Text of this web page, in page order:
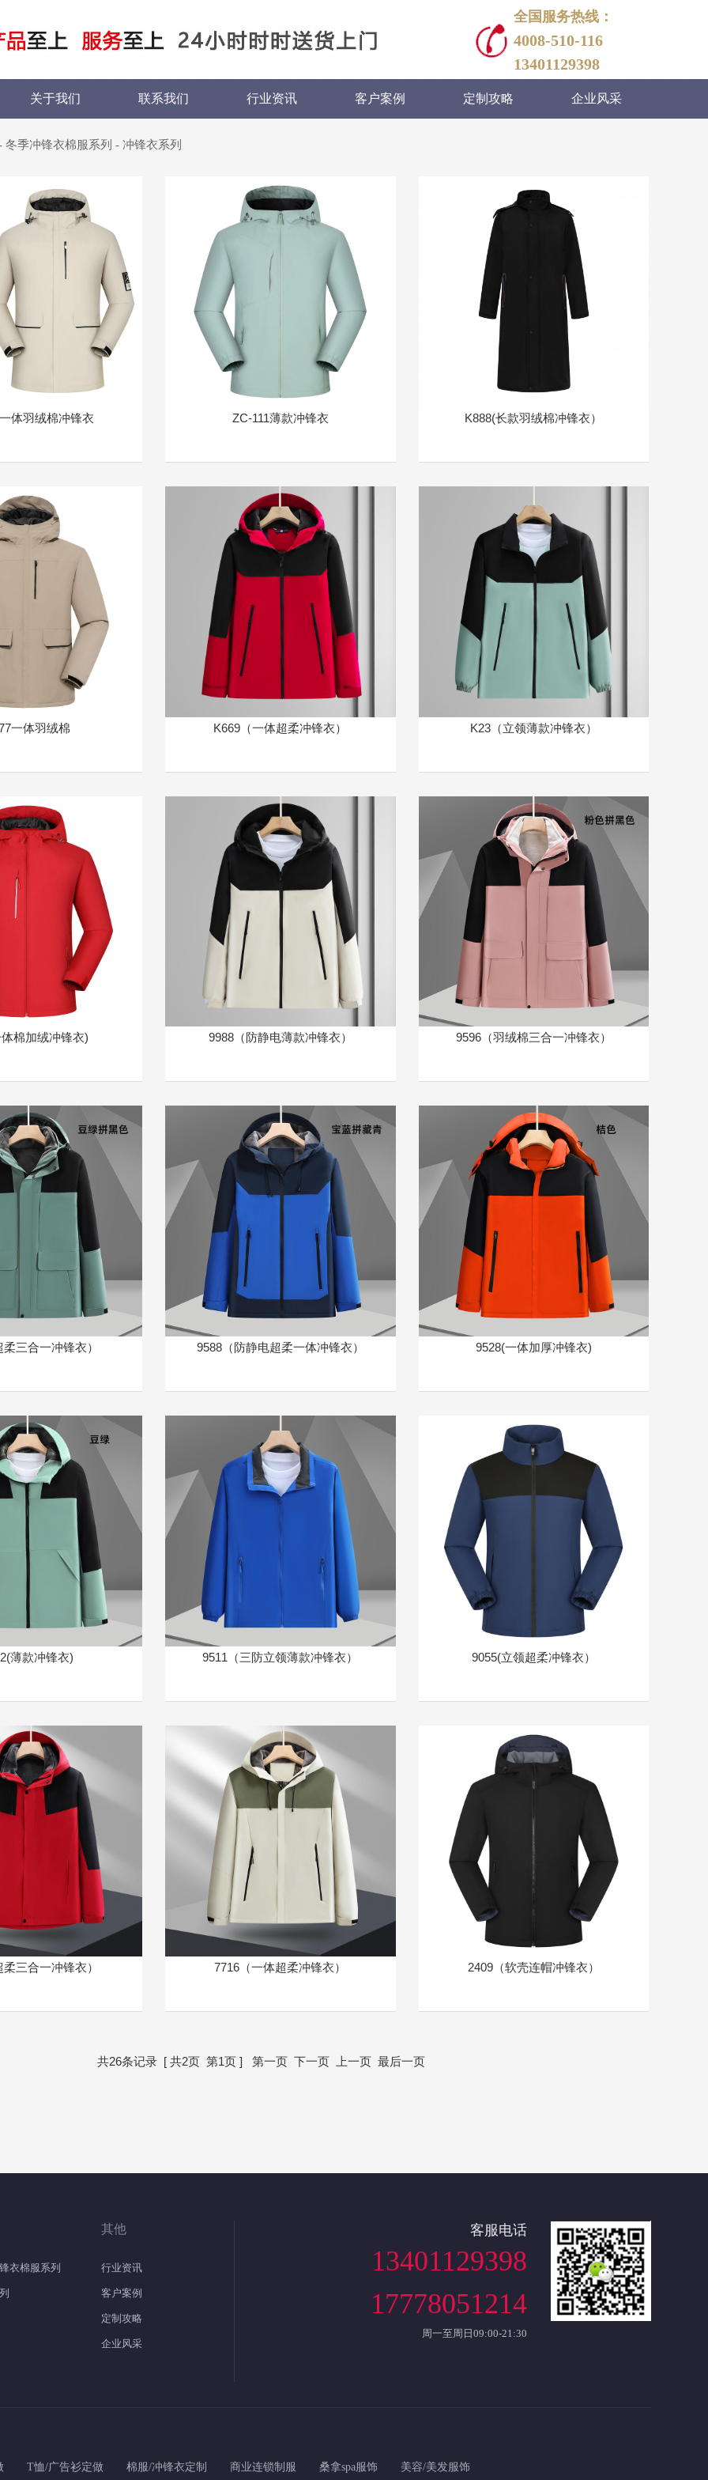
全国服务热线：
4008-510-116
13401129398
关于我们 联系我们 行业资讯 客户案例 定制攻略 企业风采
冬季冲锋衣棉服系列 - 冲锋衣系列
体羽绒棉冲锋衣 ZC-111薄款冲锋衣 K888(长款羽绒棉冲锋衣）
一体羽绒棉 K669（一体超柔冲锋衣） K23（立领薄款冲锋衣）
棉加绒冲锋衣) 9988（防静电薄款冲锋衣） 9596（羽绒棉三合一冲锋衣）
三合一冲锋衣） 9588（防静电超柔一体冲锋衣） 9528(一体加厚冲锋衣)
薄款冲锋衣) 9511（三防立领薄款冲锋衣） 9055(立领超柔冲锋衣）
三合一冲锋衣） 7716（一体超柔冲锋衣） 2409（软壳连帽冲锋衣）
共26条记录 [ 共2页 第1页 ] 第一页 下一页 上一页 最后一页
衣棉服系列
其他
行业资讯
客户案例
定制攻略
企业风采
客服电话
13401129398
17778051214
周一至周日09:00-21:30
T恤/广告衫定做 棉服/冲锋衣定制 商业连锁制服 桑拿spa服饰 美容/美发服饰